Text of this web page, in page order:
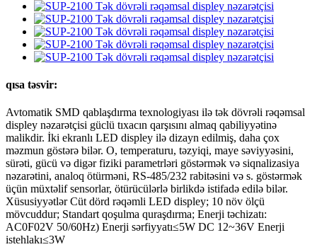
qısa təsvir:
Avtomatik SMD qablaşdırma texnologiyası ilə tək dövrəli rəqəmsal
displey nəzarətçisi güclü tıxacın qarşısını almaq qabiliyyətinə
malikdir. İki ekranlı LED displey ilə dizayn edilmiş, daha çox
məzmun göstərə bilər. O, temperaturu, təzyiqi, maye səviyyəsini,
sürəti, gücü və digər fiziki parametrləri göstərmək və siqnalizasiya
nəzarətini, analoq ötürməni, RS-485/232 rabitəsini və s. göstərmək
üçün müxtəlif sensorlar, ötürücülərlə birlikdə istifadə edilə bilər.
Xüsusiyyətlər Cüt dörd rəqəmli LED displey; 10 növ ölçü
mövcuddur; Standart qoşulma quraşdırma; Enerji təchizatı:
AC0F02V 50/60Hz) Enerji sərfiyyatı≤5W DC 12~36V Enerji
istehlakı≤3W